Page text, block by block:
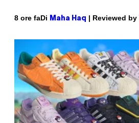
8 ore faDi Maha Haq | Reviewed by